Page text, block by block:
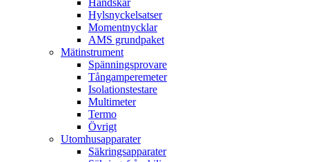
Hylsnyckelsatser
Momentnycklar
AMS grundpaket
Mätinstrument
Spänningsprovare
Tångamperemeter
Isolationstestare
Multimeter
Termo
Övrigt
Utomhusapparater
Säkringsapparater